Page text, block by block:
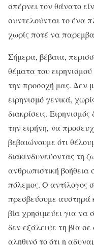
σπέρνει τον θάνατο
συντελούνται το ένα
χωρίς ποτέ να
Σήμερα, βέβαια,
θέματα του
την προσοχή μας. Δεν
ειρηνισμό γενικά,
διακρίσεις.
την ειρήνη, να
βεβαιώνουμε ότι
διακινδυνεύοντας τη
ανθρωπιστική βοήθεια
πόλεμος. Ο αντίλογος
πρεσβεύουμε αυστηρά
βία χρησιμεύει για
δεν εξάλειψε τη βία
αληθινό το ότι η